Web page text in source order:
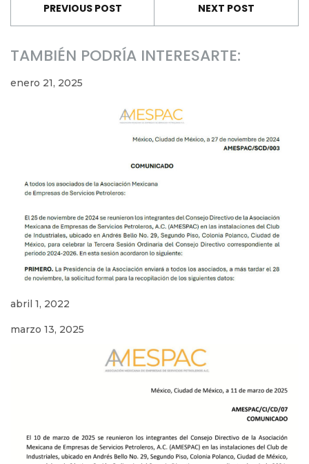
PREVIOUS POST NEXT POST
TAMBIÉN PODRÍA INTERESARTE:
enero 21, 2025
abril 1, 2022
marzo 13, 2025